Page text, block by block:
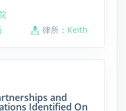
律所： Keith
and
Identified On